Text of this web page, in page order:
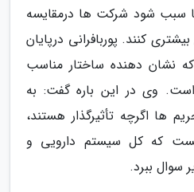
سبب شود شرکت ها درمقایسه
کنند. پوربافرانی درپایان
نشان دهنده ساختار مناسب
وی در این باره گفت: به
ها اگرچه تأثیرگذار هستند،
که کل سیستم دارویی و
سوال ببرد.